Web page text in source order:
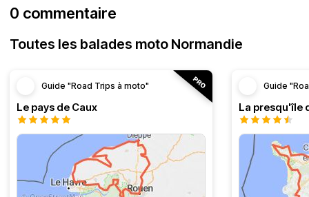
0 commentaire
Toutes les balades moto Normandie
Guide "Road Trips à moto"
Le pays de Caux
Guide
La presqu'île